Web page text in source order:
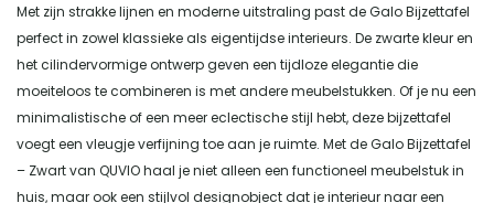
Met zijn strakke lijnen en moderne uitstraling past de Galo Bijzettafel
perfect in zowel klassieke als eigentijdse interieurs. De zwarte kleur en
het cilindervormige ontwerp geven een tijdloze elegantie die
moeiteloos te combineren is met andere meubelstukken. Of je nu een
minimalistische of een meer eclectische stijl hebt, deze bijzettafel
voegt een vleugje verfijning toe aan je ruimte. Met de Galo Bijzettafel
– Zwart van QUVIO haal je niet alleen een functioneel meubelstuk in
huis, maar ook een stijlvol designobject dat je interieur naar een